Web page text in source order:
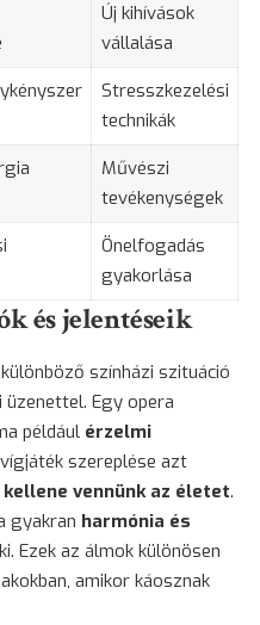
Új kihívások
vállalása
Stresszkezelési
technikák
Művészi
tevékenységek
Önelfogadás
gyakorlása
és jelentéseik
színházi szituáció
Egy opera
például érzelmi
szereplése azt
kellene vennünk az életet.
gyakran harmónia és
Ezek az álmok különösen
amikor káosznak